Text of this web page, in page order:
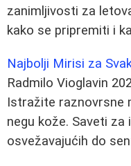
zanimljivosti za
kako se pripremiti i
Najbolji Mirisi za
Radmilo Vioglavin
Istražite raznovrsne
negu kože. Saveti
osvežavajućih do